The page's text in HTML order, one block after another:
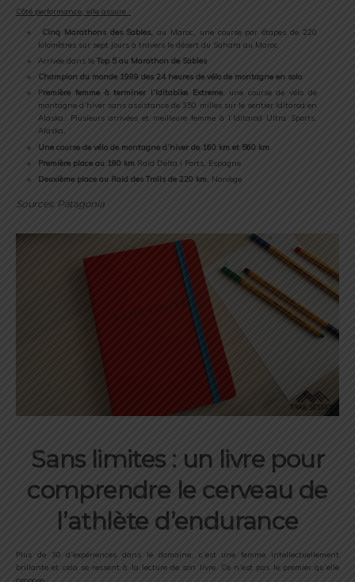
Côté performance, elle assure :
Cinq Marathons des Sables, au Maroc, une course par étapes de 220
kilomètres sur sept jours à travers le désert du Sahara au Maroc
Arrivée dans leTop 5 au Marathon de Sables
Champion du monde 1999 des 24 heures de vélo de montagne en solo
Première femme à terminer l’Iditabike Extreme, une course de vélo de
montagne d’hiver sans assistance de 350 milles sur le sentier Iditarod en
Alaska. Plusieurs arrivées et meilleure femme à l’Iditarod Ultra Sports,
Alaska,
Une course de vélo de montagne d’hiver de 160 km et 560 km
Première place au 180 km Raid Delta i Ports, Espagne
Deuxième place au Raid des Trolls de 220 km, Norvège
Sources: Patagonia
Sans limites : un livre pour
comprendre le cerveau de
l’athlète d’endurance
Plus de 30 d’expériences dans le domaine, c’est une femme intellectuellement
brillante et cela se ressent à la lecture de son livre. Ce n’est pas le premier qu’elle
propose.